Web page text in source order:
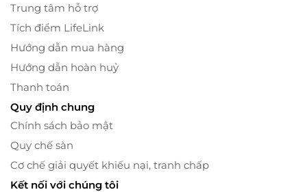
Trung tâm hỗ trợ
Tích điểm LifeLink
Hướng dẫn mua hàng
Hướng dẫn hoàn huỷ
Thanh toán
Quy định chung
Chính sách bảo mật
Quy chế sàn
Cơ chế giải quyết khiếu nại, tranh chấp
Kết nối với chúng tôi